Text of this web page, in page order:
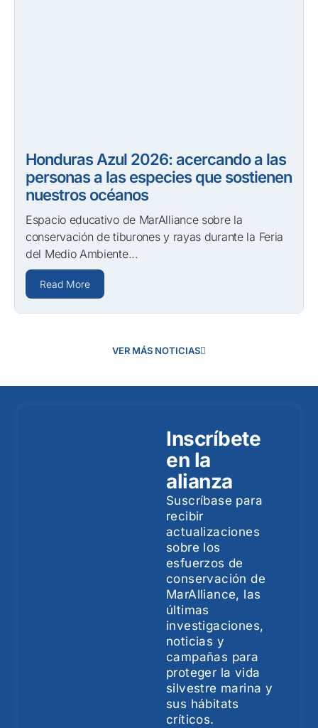
Honduras Azul 2026: acercando a las
personas a las especies que sostienen
nuestros océanos
Espacio educativo de MarAlliance sobre la
conservación de tiburones y rayas durante la Feria
del Medio Ambiente...
Read More
VER MÁS NOTICIAS
Inscríbete
en la
alianza
Suscríbase para
recibir
actualizaciones
sobre los
esfuerzos de
conservación de
MarAlliance, las
últimas
investigaciones,
noticias y
campañas para
proteger la vida
silvestre marina y
sus hábitats
críticos.